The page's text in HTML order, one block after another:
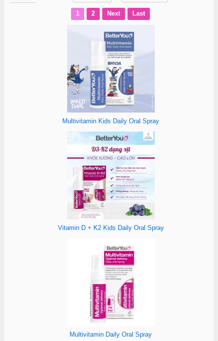
1 2 Next Last
Multivitamin Kids Daily Oral Spray
Vitamin D + K2 Kids Daily Oral Spray
Multivitamin Daily Oral Spray